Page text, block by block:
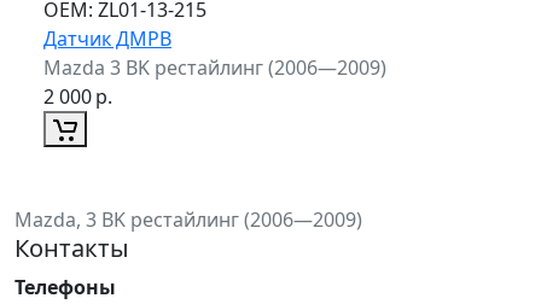
ОЕМ: ZL01-13-215
Датчик ДМРВ
Mazda 3 BK рестайлинг (2006—2009)
2 000р.
Mazda, 3 BK рестайлинг (2006—2009)
Контакты
Телефоны